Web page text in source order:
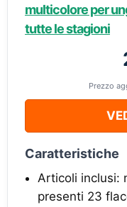
multicolore per
tutte le stagioni
Prezzo
Caratteristiche
Articoli inclusi:
presenti 23